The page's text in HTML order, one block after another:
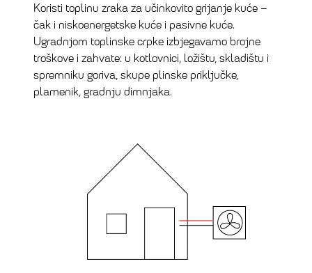
Koristi toplinu zraka za učinkovito grijanje kuće –
čak i niskoenergetske kuće i pasivne kuće.
Ugradnjom toplinske crpke izbjegavamo brojne
troškove i zahvate: u kotlovnici, ložištu, skladištu i
spremniku goriva, skupe plinske priključke,
plamenik, gradnju dimnjaka.